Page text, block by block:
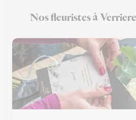
Fleuristes à Avanne-Aveney
Nos fleuristes à